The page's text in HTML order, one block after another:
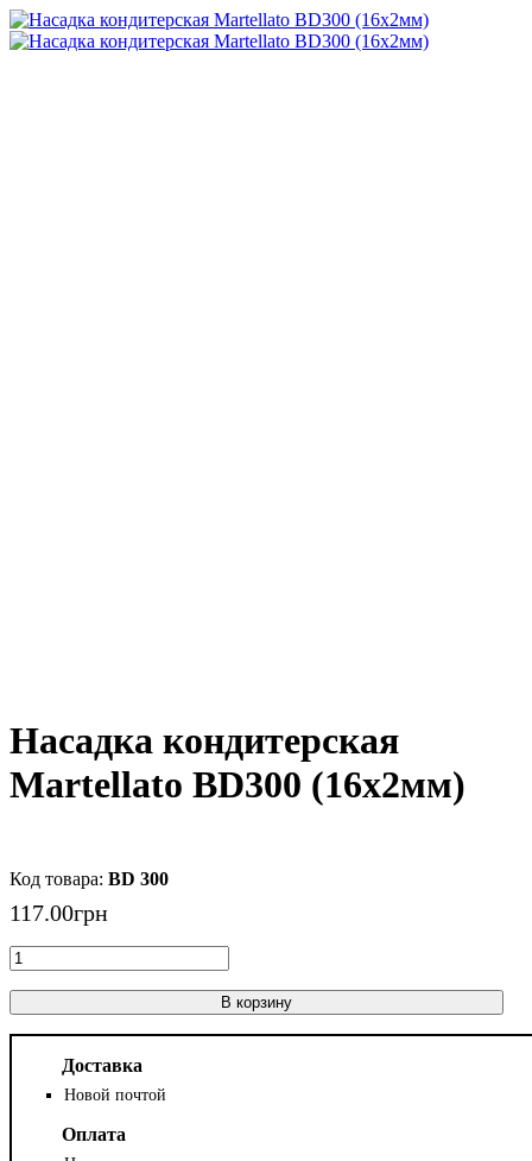
Насадка кондитерская
Martellato BD300 (16x2мм)
BD 300
117.00грн
В корзину
Доставка
Новой почтой
Оплата